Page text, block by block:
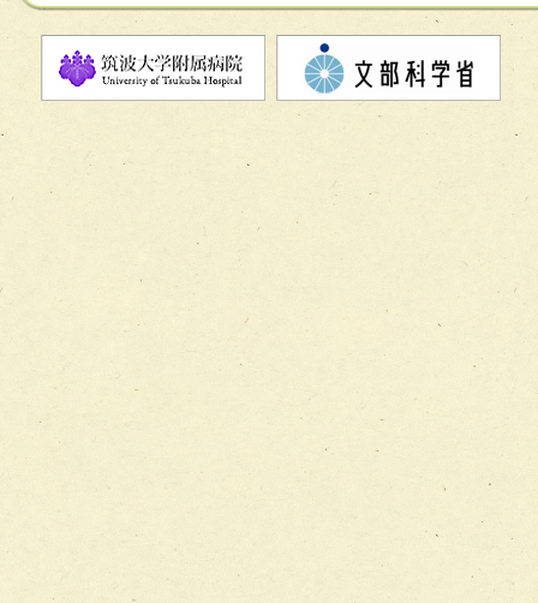
チーム08【地域関係機関と連携した小児リハビリテーショ
チーム09【術前から始める周術期リハビリテーションチー
チーム11【摂食・嚥下サポートチーム】
チーム12【こどもの食育支援チーム】
チーム13【非がんに対する緩和ケアチーム】